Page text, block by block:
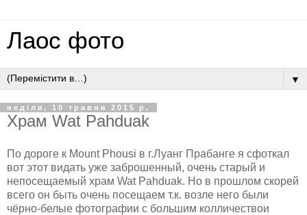
Лаос фото
▼
неділя, 10 травня 2015 р.
Храм Wat Pahduak
По дороге к Mount Phousi в г.Луанг Прабанге я сфоткал
вот этот видать уже заброшенный, очень старый и
непосещаемый храм Wat Pahduak. Но в прошлом скорей
всего он быть очень посещаем т.к. возле него были
чёрно-белые фотографии с большим колличествои